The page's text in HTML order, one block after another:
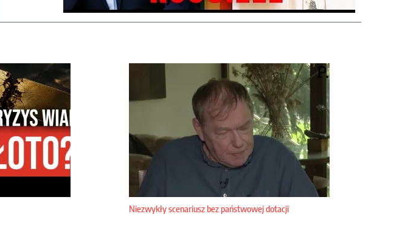
Niezwykły scenariusz bez państwowej dotacji